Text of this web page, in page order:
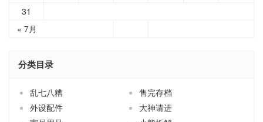
« 7月
31
分类目录
乱七八糟
售完存档
外设配件
大神请进